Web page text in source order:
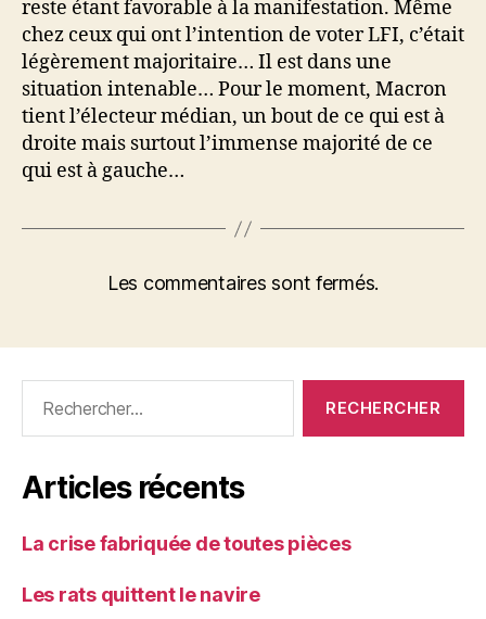
reste étant favorable à la manifestation. Même
chez ceux qui ont l’intention de voter LFI, c’était
légèrement majoritaire… Il est dans une
situation intenable… Pour le moment, Macron
tient l’électeur médian, un bout de ce qui est à
droite mais surtout l’immense majorité de ce
qui est à gauche…
Les commentaires sont fermés.
Articles récents
La crise fabriquée de toutes pièces
Les rats quittent le navire